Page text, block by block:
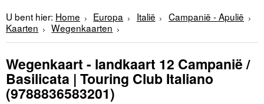
U bent hier: Home Europa Italië
Campanië - Apulië
Kaarten
Wegenkaarten
Wegenkaart - landkaart 12 Campanië /
Basilicata | Touring Club Italiano
(9788836583201)